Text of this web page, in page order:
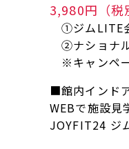
3,980円（税
①ジム
②ナショナ
※キャンペー
■館内インド
WEBで施設見
JOYFIT24 ジ